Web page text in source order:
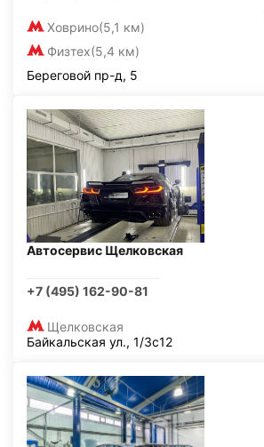
Ховрино(5,1 км)
Физтех(5,4 км)
Береговой пр-д, 5
Автосервис Щелковская
+7 (495) 162-90-81
Щелковская
Байкальская ул., 1/3с12